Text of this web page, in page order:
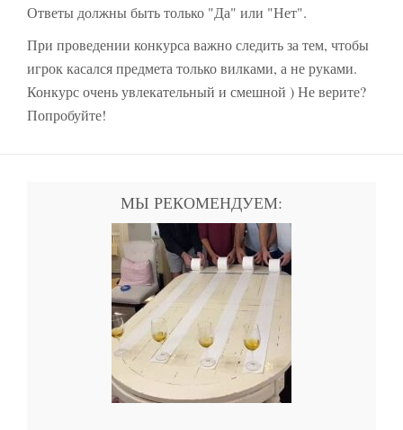
Ответы должны быть только "Да" или "Нет".
При проведении конкурса важно следить за тем, чтобы
игрок касался предмета только вилками, а не руками.
Конкурс очень увлекательный и смешной ) Не верите?
Попробуйте!
МЫ РЕКОМЕНДУЕМ: